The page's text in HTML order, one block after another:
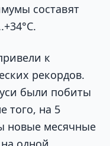
составят
к
рекордов.
были побиты
того, на 5
новые месячные